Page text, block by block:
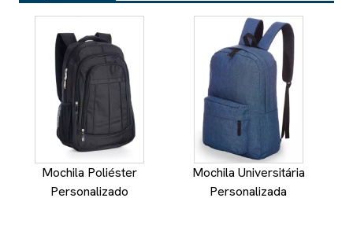
Mochila Poliéster
Personalizado
Mochila Universitária
Personalizada